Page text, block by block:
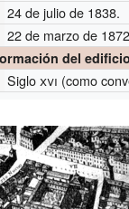
24 de julio de 1838.
22 de marzo de
del edificio
Sigloxvi (como